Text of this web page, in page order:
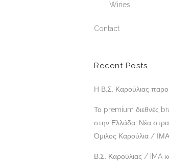
Wines
Contact
Recent Posts
Η Β.Σ. Καρούλιας
Το premium διεθνές
στην Ελλάδα: Νέα
Όμιλος Καρούλια / ΙΜΑ
Β.Σ. Καρούλιας / IMA